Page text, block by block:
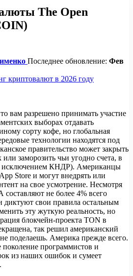
The Open
Последнее обновление: Фев
вам разрешено принимать участие
выборах отдавать
сорту кофе, но глобальная
технологии находятся под
правительство может закрыть
заморозить чьи угодно счета, в
исключением КНДР). Американцы
Store и могут внедрять или
на свое усмотрение. Несмотря
не более 4% всего
диктуют свои правила остальным
эту жуткую реальность, но
блокчейн-проекта TON в
так решил американский
поделаешь. Америка прежде всего.
программистов и
из наших ошибок и сумеет